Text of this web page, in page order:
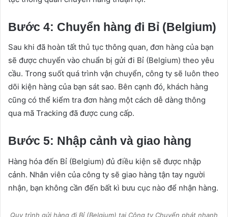
Bước 4: Chuyển hàng đi Bỉ (Belgium)
Sau khi đã hoàn tất thủ tục thông quan, đơn hàng của bạn
sẽ được chuyển vào chuẩn bị gửi đi Bỉ (Belgium) theo yêu
cầu. Trong suốt quá trình vận chuyển, công ty sẽ luôn theo
dõi kiện hàng của bạn sát sao. Bên cạnh đó, khách hàng
cũng có thể kiểm tra đơn hàng một cách dễ dàng thông
qua mã Tracking đã được cung cấp.
Bước 5: Nhập cảnh và giao hàng
Hàng hóa đến Bỉ (Belgium) đủ điều kiện sẽ được nhập
cảnh. Nhân viên của công ty sẽ giao hàng tận tay người
nhận, bạn không cần đến bất kì bưu cục nào để nhận hàng.
Quy trình gửi hàng đi Bỉ (Belgium) tại Công ty Chuyển phát nhanh